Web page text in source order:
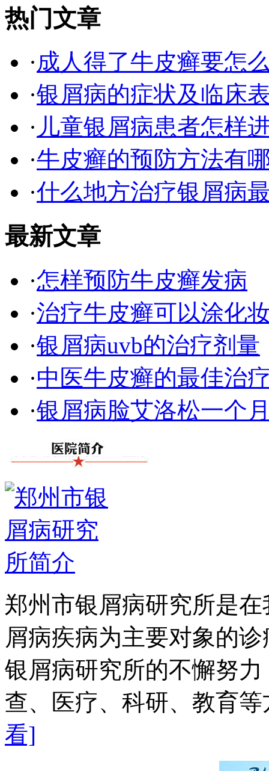
热门文章
·成人得了牛皮癣要怎
·银屑病的症状及临床
· 儿童银屑病患者怎样
·牛皮癣的预防方法有
·什么地方治疗银屑病
最新文章
·怎样预防牛皮癣发病
·治疗牛皮癣可以涂化
·银屑病uvb的治疗剂量
·中医牛皮癣的最佳治
·银屑病脸艾洛松一个
郑州市银屑病研究所是
屑病疾病为主要对象的
银屑病研究所的不懈努
查、医疗、科研、教育
看]